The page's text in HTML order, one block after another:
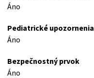
Áno
Pediatrické upozornenia
Áno
Bezpečnostný prvok
Áno